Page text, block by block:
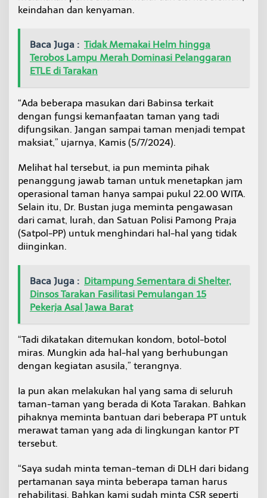
keindahan dan kenyaman.
Baca Juga : Tidak Memakai Helm hingga
Terobos Lampu Merah Dominasi Pelanggaran
ETLE di Tarakan
“Ada beberapa masukan dari Babinsa terkait
dengan fungsi kemanfaatan taman yang tadi
difungsikan. Jangan sampai taman menjadi tempat
maksiat,” ujarnya, Kamis (5/7/2024).
Melihat hal tersebut, ia pun meminta pihak
penanggung jawab taman untuk menetapkan jam
operasional taman hanya sampai pukul 22.00 WITA.
Selain itu, Dr. Bustan juga meminta pengawasan
dari camat, lurah, dan Satuan Polisi Pamong Praja
(Satpol-PP) untuk menghindari hal-hal yang tidak
diinginkan.
Baca Juga : Ditampung Sementara di Shelter,
Dinsos Tarakan Fasilitasi Pemulangan 15
Pekerja Asal Jawa Barat
“Tadi dikatakan ditemukan kondom, botol-botol
miras. Mungkin ada hal-hal yang berhubungan
dengan kegiatan asusila,” terangnya.
Ia pun akan melakukan hal yang sama di seluruh
taman-taman yang berada di Kota Tarakan. Bahkan
pihaknya meminta bantuan dari beberapa PT untuk
merawat taman yang ada di lingkungan kantor PT
tersebut.
“Saya sudah minta teman-teman di DLH dari bidang
pertamanan saya minta beberapa taman harus
rehabilitasi. Bahkan kami sudah minta CSR seperti